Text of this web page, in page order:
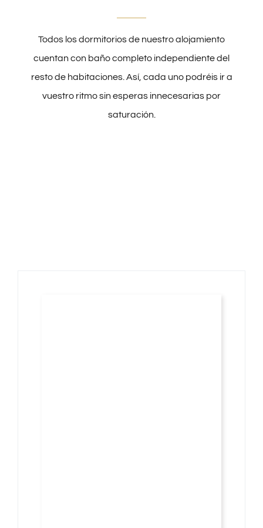
Todos los dormitorios de nuestro alojamiento
cuentan con baño completo independiente del
resto de habitaciones. Así, cada uno podréis ir a
vuestro ritmo sin esperas innecesarias por
saturación.